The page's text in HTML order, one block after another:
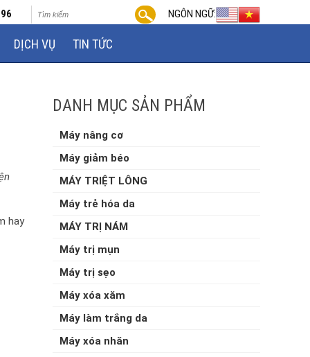
NGÔN NGỮ:
DỊCH VỤ TIN TỨC
hay
DANH MỤC SẢN PHẨM
Máy nâng cơ
Máy giảm béo
MÁY TRIỆT LÔNG
Máy trẻ hóa da
MÁY TRỊ NÁM
Máy trị mụn
Máy trị sẹo
Máy xóa xăm
Máy làm trắng da
Máy xóa nhăn